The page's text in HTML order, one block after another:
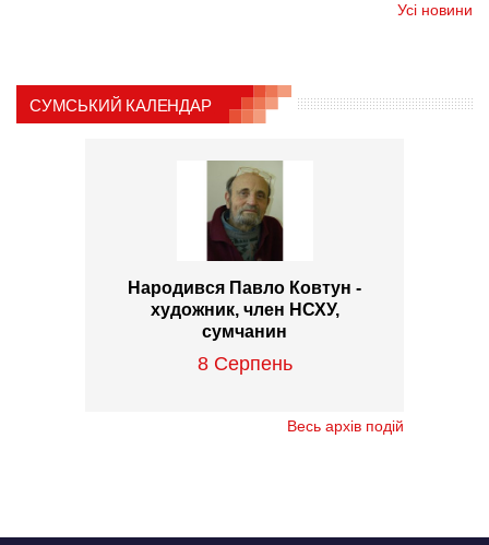
Усі новини
СУМСЬКИЙ КАЛЕНДАР
Народився Павло Ковтун -
художник, член НСХУ,
сумчанин
8 Серпень
Весь архів подій